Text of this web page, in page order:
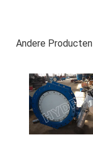
Andere Producten